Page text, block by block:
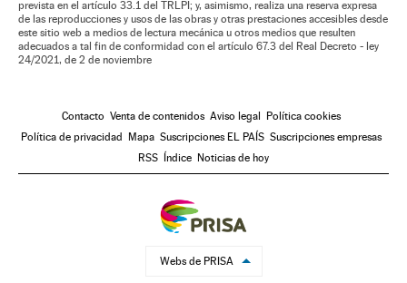
prevista en el artículo 33.1 del TRLPI; y, asimismo, realiza una reserva expresa
de las reproducciones y usos de las obras y otras prestaciones accesibles desde
este sitio web a medios de lectura mecánica u otros medios que resulten
adecuados a tal fin de conformidad con el artículo 67.3 del Real Decreto - ley
24/2021, de 2 de noviembre
Contacto Venta de contenidos Aviso legal Política cookies
Política de privacidad Mapa Suscripciones EL PAÍS Suscripciones empresas
RSS Índice Noticias de hoy
Webs de PRISA